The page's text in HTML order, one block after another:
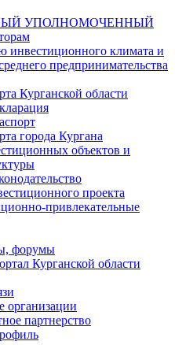
УПОЛНОМОЧЕННЫЙ
инвестиционного климата и
предпринимательства
Курганской области
города Кургана
объектов и
проекта
привлекательные
форумы
Курганской области
организации
партнерство